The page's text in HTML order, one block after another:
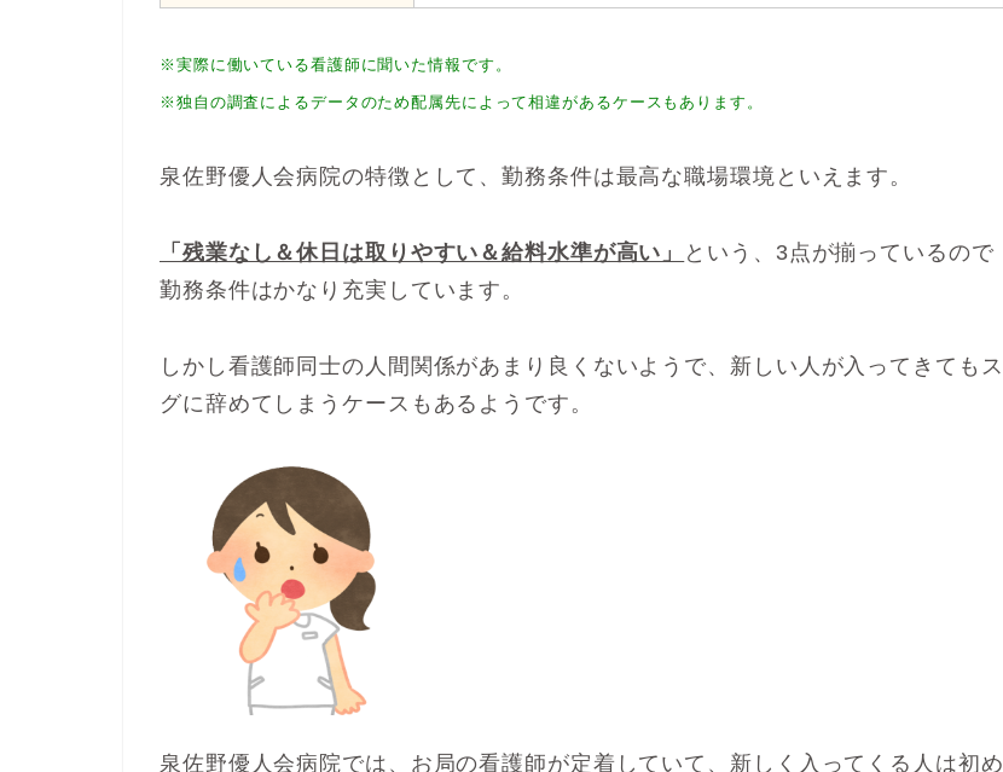
※実際に働いている看護師に聞いた情報です。
※独自の調査によるデータのため配属先によって相違があるケースもあります。
泉佐野優人会病院の特徴として、勤務条件は最高な職場環境といえます。
「残業なし＆休日は取りやすい＆給料水準が高い」
という、3点が揃っているので
勤務条件はかなり充実しています。
しかし看護師同士の人間関係があまり良くないようで、新しい人が入ってきてもス
グに辞めてしまうケースもあるようです。
泉佐野優人会病院では、お局の看護師が定着していて、新しく入ってくる人は初め